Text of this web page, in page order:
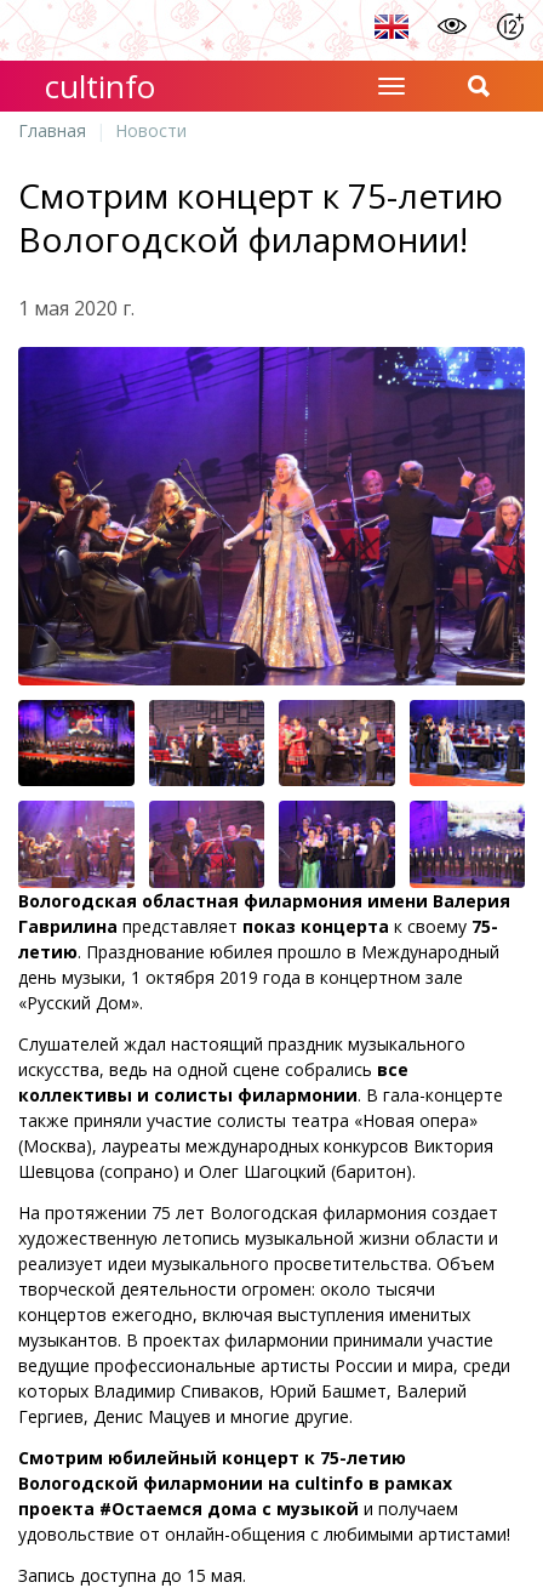
cultinfo
Главная Новости
Смотрим концерт к 75-летию
Вологодской филармонии!
1 мая 2020 г.
Вологодская областная филармония имени Валерия
Гаврилина представляет показ концерта к своему 75-
летию. Празднование юбилея прошло в Международный
день музыки, 1 октября 2019 года в концертном зале
«Русский Дом».
Слушателей ждал настоящий праздник музыкального
искусства, ведь на одной сцене собрались все
коллективы и солисты филармонии. В гала-концерте
также приняли участие солисты театра «Новая опера»
(Москва), лауреаты международных конкурсов Виктория
Шевцова (сопрано) и Олег Шагоцкий (баритон).
На протяжении 75 лет Вологодская филармония создает
художественную летопись музыкальной жизни области и
реализует идеи музыкального просветительства. Объем
творческой деятельности огромен: около тысячи
концертов ежегодно, включая выступления именитых
музыкантов. В проектах филармонии принимали участие
ведущие профессиональные артисты России и мира, среди
которых Владимир Спиваков, Юрий Башмет, Валерий
Гергиев, Денис Мацуев и многие другие.
Смотрим юбилейный концерт к 75-летию
Вологодской филармонии на cultinfo в рамках
проекта #Остаемся дома с музыкой и получаем
удовольствие от онлайн-общения с любимыми артистами!
Запись доступна до 15 мая.